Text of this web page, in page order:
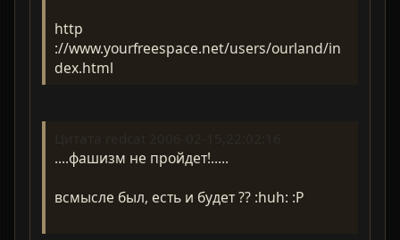
http
://www.yourfreespace.net/users/ourland/in
dex.html
....фашизм не пройдет!.....
всмысле был, есть и будет ?? :huh: :P